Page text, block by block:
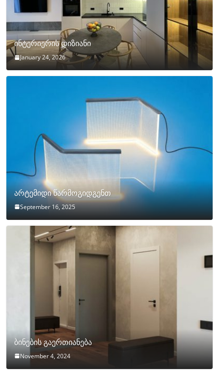
ინტერიერის დიზიანი
January 24, 2026
არტემიდი წარმოგიდგენთ
September 16, 2025
ბინების გაერთიანება
November 4, 2024